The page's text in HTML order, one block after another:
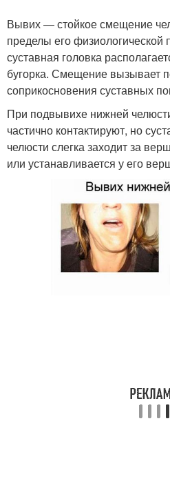
Вывих — стойкое смещение
пределы его физиологической
суставная головка
бугорка. Смещение вызывает
соприкосновения суставных
При подвывихе нижней
частично контактируют, но
челюсти слегка заходит за
или устанавливается у его